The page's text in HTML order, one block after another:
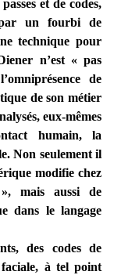
et de codes,
par un fourbi de
technique pour
n’est « pas
de
de son métier
eux-mêmes
humain, la
Non seulement il
modifie chez
mais aussi de
dans le langage
des codes de
faciale, à tel point